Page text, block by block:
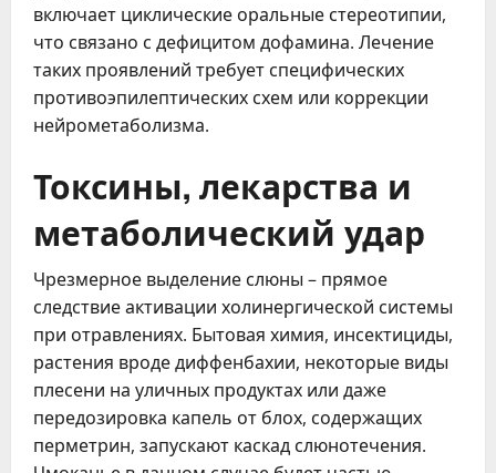
включает циклические оральные стереотипии,
что связано с дефицитом дофамина. Лечение
таких проявлений требует специфических
противоэпилептических схем или коррекции
нейрометаболизма.
Токсины, лекарства и
метаболический удар
Чрезмерное выделение слюны – прямое
следствие активации холинергической системы
при отравлениях. Бытовая химия, инсектициды,
растения вроде диффенбахии, некоторые виды
плесени на уличных продуктах или даже
передозировка капель от блох, содержащих
перметрин, запускают каскад слюнотечения.